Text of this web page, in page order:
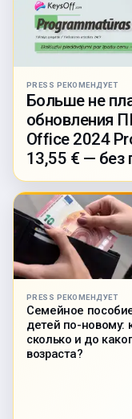
PRESS РЕКОМЕНДУЕТ
Больше не
обновления
Office 2024
13,55 € — без
PRESS РЕКОМЕНДУЕТ
Семейное
детей по-новому:
сколько и до
возраста?